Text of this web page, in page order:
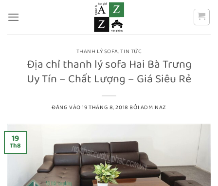
qua
THANH LÝ SOFA,TIN TỨC
Địa chỉ thanh lý sofa Hai Bà Trưng
Uy Tín – Chất Lượng – Giá Siêu Rẻ
ĐĂNG VÀO19 THÁNG 8, 2018 BỞI ADMINAZ
19
Th8